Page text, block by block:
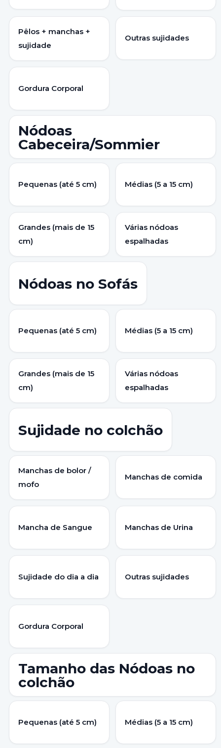
Pêlos + manchas +
sujidade
Outras sujidades
Gordura Corporal
Nódoas
Cabeceira/Sommier
Pequenas (até 5 cm) Médias (5 a 15 cm)
Grandes (mais de 15
cm)
Várias nódoas
espalhadas
Nódoas no Sofás
Pequenas (até 5 cm) Médias (5 a 15 cm)
Grandes (mais de 15
cm)
Várias nódoas
espalhadas
Sujidade no colchão
Manchas de bolor /
mofo
Manchas de comida
Mancha de Sangue Manchas de Urina
Sujidade do dia a dia Outras sujidades
Gordura Corporal
Tamanho das Nódoas no
colchão
Pequenas (até 5 cm) Médias (5 a 15 cm)